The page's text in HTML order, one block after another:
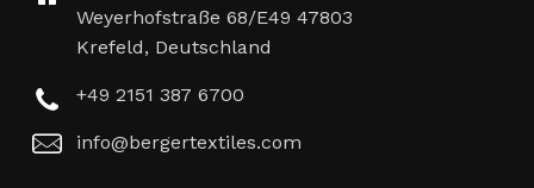
Weyerhofstraße 68/E49 47803
Krefeld, Deutschland
+49 2151 387 6700
info@bergertextiles.com